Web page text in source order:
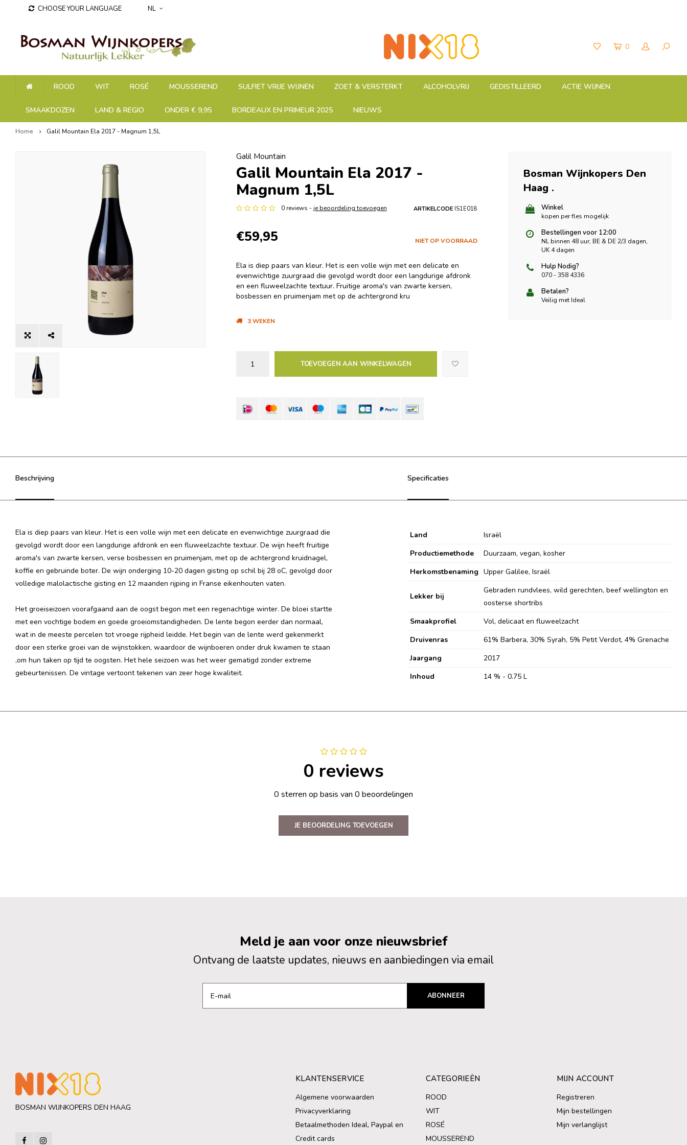
CHOOSE YOUR LANGUAGE NL
0
ROOD WIT ROSÉ MOUSSEREND SULFIET VRIJE WIJNEN ZOET & VERSTERKT ALCOHOLVRIJ GEDISTILLEERD ACTIE WIJNEN
SMAAKDOZEN LAND & REGIO ONDER € 9,95 BORDEAUX EN PRIMEUR 2025 NIEUWS
Home Galil Mountain Ela 2017 - Magnum 1,5L
Galil Mountain
Galil Mountain Ela 2017 -
Magnum 1,5L
0 reviews -je beoordeling toevoegen ARTIKELCODEIS1E018
€59,95 NIET OP VOORRAAD
Ela is diep paars van kleur. Het is een volle wijn met een delicate en
evenwichtige zuurgraad die gevolgd wordt door een langdurige afdronk
en een fluweelzachte textuur. Fruitige aroma's van zwarte kersen,
bosbessen en pruimenjam met op de achtergrond kru
3 WEKEN
TOEVOEGEN AAN WINKELWAGEN
Bosman Wijnkopers Den
Haag .
Winkel
kopen per fles mogelijk
Bestellingen voor 12:00
NL binnen 48 uur, BE & DE 2/3 dagen,
UK 4 dagen
Hulp Nodig?
070 - 358 4336
Betalen?
Veilig met Ideal
Beschrijving Specificaties
Ela is diep paars van kleur. Het is een volle wijn met een delicate en evenwichtige zuurgraad die
gevolgd wordt door een langdurige afdronk en een fluweelzachte textuur. De wijn heeft fruitige
aroma's van zwarte kersen, verse bosbessen en pruimenjam, met op de achtergrond kruidnagel,
koffie en gebruinde boter. De wijn onderging 10-20 dagen gisting op schil bij 28 oC, gevolgd door
volledige malolactische gisting en 12 maanden rijping in Franse eikenhouten vaten.
Het groeiseizoen voorafgaand aan de oogst begon met een regenachtige winter. De bloei startte
met een vochtige bodem en goede groeiomstandigheden. De lente begon eerder dan normaal,
wat in de meeste percelen tot vroege rijpheid leidde. Het begin van de lente werd gekenmerkt
door een sterke groei van de wijnstokken, waardoor de wijnboeren onder druk kwamen te staan
‚om hun taken op tijd te oogsten. Het hele seizoen was het weer gematigd zonder extreme
gebeurtenissen. De vintage vertoont tekenen van zeer hoge kwaliteit.
Land
Israël
Productiemethode
Duurzaam, vegan, kosher
Herkomstbenaming Upper Galilee, Israël
Lekker bij
Gebraden rundvlees, wild gerechten, beef wellington en
oosterse shortribs
Smaakprofiel
Vol, delicaat en fluweelzacht
Druivenras
61% Barbera, 30% Syrah, 5% Petit Verdot, 4% Grenache
Jaargang
2017
Inhoud
14 % - 0.75 L
0 reviews
0 sterren op basis van 0 beoordelingen
JE BEOORDELING TOEVOEGEN
Meld je aan voor onze nieuwsbrief
Ontvang de laatste updates, nieuws en aanbiedingen via email
ABONNEER
BOSMAN WIJNKOPERS DEN HAAG
KLANTENSERVICE
Algemene voorwaarden
Privacyverklaring
Betaalmethoden Ideal, Paypal en
Credit cards
CATEGORIEËN
ROOD
WIT
ROSÉ
MOUSSEREND
MIJN ACCOUNT
Registreren
Mijn bestellingen
Mijn verlanglijst